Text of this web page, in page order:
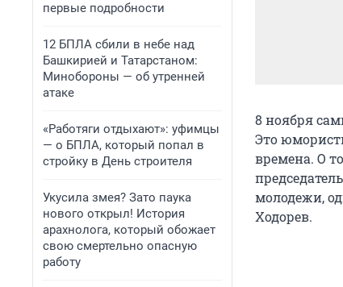
первые подробности
12 БПЛА сбили в небе над
Башкирией и Татарстаном:
Минобороны — об утренней
атаке
«Работяги отдыхают»: уфимцы
— о БПЛА, который попал в
стройку в День строителя
Укусила змея? Зато паука
нового открыл! История
арахнолога, который обожает
свою смертельно опасную
работу
8 ноября
Это
времена. О
председатель
молодежи,
Ходорев.